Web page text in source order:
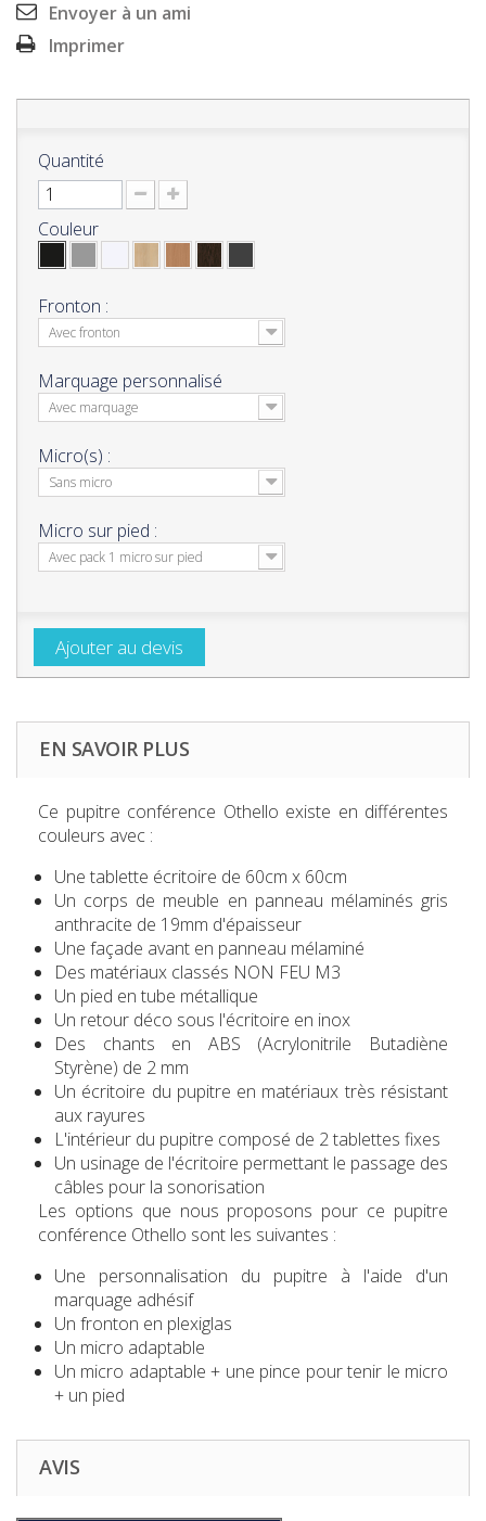
Envoyer à un ami
Imprimer
Quantité
Couleur
Fronton :
Avec fronton
Marquage personnalisé
Avec marquage
Micro(s) :
Sans micro
Micro sur pied :
Avec pack 1 micro sur pied
Ajouter au devis
EN SAVOIR PLUS
Ce pupitre conférence Othello existe en différentes
couleurs avec :
Une tablette écritoire de 60cm x 60cm
Un corps de meuble en panneau mélaminés gris
anthracite de 19mm d'épaisseur
Une façade avant en panneau mélaminé
Des matériaux classés NON FEU M3
Un pied en tube métallique
Un retour déco sous l'écritoire en inox
Des chants en ABS (Acrylonitrile Butadiène
Styrène) de 2 mm
Un écritoire du pupitre en matériaux très résistant
aux rayures
L'intérieur du pupitre composé de 2 tablettes fixes
Un usinage de l'écritoire permettant le passage des
câbles pour la sonorisation
Les options que nous proposons pour ce pupitre
conférence Othello sont les suivantes :
Une personnalisation du pupitre à l'aide d'un
marquage adhésif
Un fronton en plexiglas
Un micro adaptable
Un micro adaptable + une pince pour tenir le micro
+ un pied
AVIS